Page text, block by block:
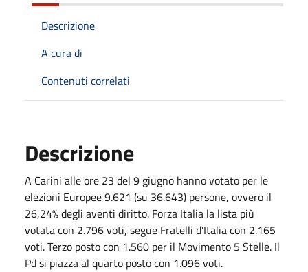
Descrizione
A cura di
Contenuti correlati
Descrizione
A Carini alle ore 23 del 9 giugno hanno votato per le
elezioni Europee 9.621 (su 36.643) persone, ovvero il
26,24% degli aventi diritto. Forza Italia la lista più
votata con 2.796 voti, segue Fratelli d'Italia con 2.165
voti. Terzo posto con 1.560 per il Movimento 5 Stelle. Il
Pd si piazza al quarto posto con 1.096 voti.